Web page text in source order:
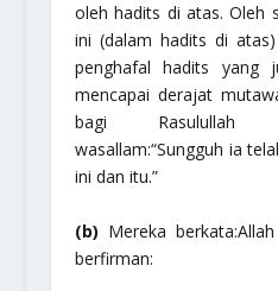
oleh hadits di atas. Oleh
ini (dalam hadits di
penghafal hadits yang
mencapai derajat
bagi Rasulullah
wasallam:“Sungguh ia
ini dan itu.”
(b) Mereka berkata:Allah
berfirman: